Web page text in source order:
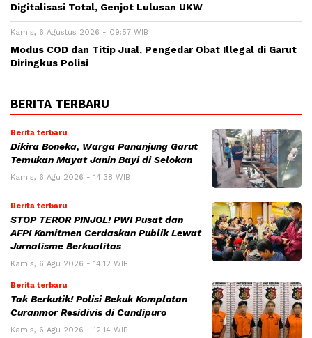
Digitalisasi Total, Genjot Lulusan UKW
Kamis, 6 Agustus 2026 - 09:57 WIB
Modus COD dan Titip Jual, Pengedar Obat Illegal di Garut
Diringkus Polisi
BERITA TERBARU
Berita terbaru
Dikira Boneka, Warga Pananjung Garut
Temukan Mayat Janin Bayi di Selokan
Kamis, 6 Agu 2026 - 14:38 WIB
Berita terbaru
STOP TEROR PINJOL! PWI Pusat dan
AFPI Komitmen Cerdaskan Publik Lewat
Jurnalisme Berkualitas
Kamis, 6 Agu 2026 - 14:12 WIB
Berita terbaru
Tak Berkutik! Polisi Bekuk Komplotan
Curanmor Residivis di Candipuro
Kamis, 6 Agu 2026 - 12:14 WIB